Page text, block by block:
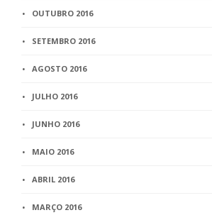
OUTUBRO 2016
SETEMBRO 2016
AGOSTO 2016
JULHO 2016
JUNHO 2016
MAIO 2016
ABRIL 2016
MARÇO 2016